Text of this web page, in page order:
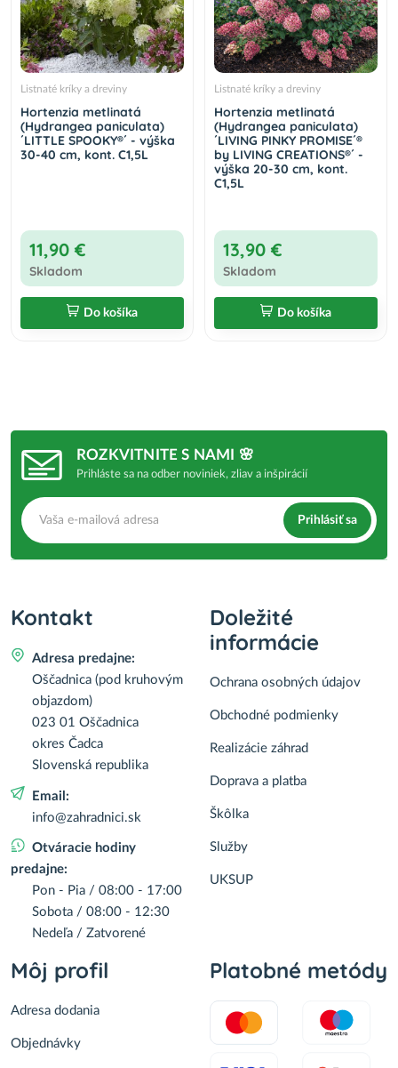
Listnaté kríky a dreviny
Hortenzia metlinatá
(Hydrangea paniculata)
´LITTLE SPOOKY®´ - výška
30-40 cm, kont. C1,5L
11,90 €
Skladom
Do košíka
Listnaté kríky a dreviny
Hortenzia metlinatá
(Hydrangea paniculata)
´LIVING PINKY PROMISE´®
by LIVING CREATIONS®´ -
výška 20-30 cm, kont.
C1,5L
13,90 €
Skladom
Do košíka
ROZKVITNITE S NAMI 🌸
Prihláste sa na odber noviniek, zliav a inšpirácií
Prihlásiť sa
Kontakt
Adresa predajne:
Oščadnica (pod kruhovým
objazdom)
023 01 Oščadnica
okres Čadca
Slovenská republika
Email:
info@zahradnici.sk
Otváracie hodiny
predajne:
Pon - Pia / 08:00 - 17:00
Sobota / 08:00 - 12:30
Nedeľa / Zatvorené
Doležité
informácie
Ochrana osobných údajov
Obchodné podmienky
Realizácie záhrad
Doprava a platba
Škôlka
Služby
UKSUP
Môj profil
Adresa dodania
Objednávky
Platobné metódy